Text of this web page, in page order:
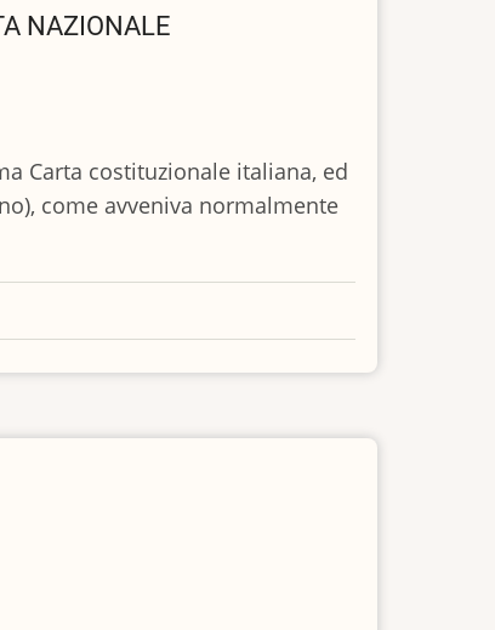
NAZIONALE
Carta costituzionale italiana, ed
come avveniva normalmente